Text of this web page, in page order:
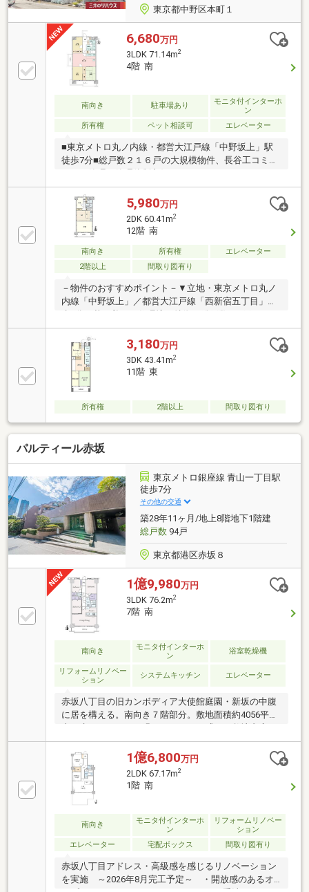
東京都中野区本町１
6,680万円
3LDK 71.14m2
4階 南
南向き 駐車場あり
モニタ付インターホ
ン
所有権
ペット相談可 エレベーター
■東京メトロ丸ノ内線・都営大江戸線「中野坂上」駅
徒歩7分■総戸数２１６戸の大規模物件、長谷工コミュ
ニティ管理で管理体制良好なマンション■３LDK・７
１．１４㎡・収納豊富な間取り■南向きバルコニーで
陽当り良好■トランクルーム付き（月額５００円）■ペ
ット飼育可（細則有）■２０２３年４月 大規模修繕
工事実施済み
5,980万円
2DK 60.41m2
12階 南
南向き 所有権
エレベーター
2階以上
間取り図有り
－物件のおすすめポイント－▼立地・東京メトロ丸ノ
内線「中野坂上」／都営大江戸線「西新宿五丁目」徒
歩7分・落ち着いた住環境▼特徴・総戸数216戸のマン
ション・西新宿のビル群や都庁が見渡せる眺望(天候に
よる)・お料理に集中しやすい壁付キッチン・北側の洋
室や廊下に収納を設置・南向きバルコニー有・ペット
飼育可能(細則有)▼周辺環境・ライフ中野坂上店 徒歩8
分(約630m)・ローソン中野本町二丁目店 徒歩3分(約
180m)※管理費・修繕積立金は調査中■ ご希望の住まい
探しをお手伝いします ━━━━━・・・物件の詳細・
3,180万円
3DK 43.41m2
11階 東
所有権 2階以上 間取り図有り
パルティール赤坂
東京メトロ銀座線 青山一丁目駅
徒歩7分
その他の交通
築28年11ヶ月/地上8階地下1階建
総戸数94戸
東京都港区赤坂８
1億9,980万円
3LDK 76.2m2
7階 南
南向き
モニタ付インターホ
ン
浴室乾燥機
リフォームリノベー
ション
システムキッチン エレベーター
赤坂八丁目の旧カンボディア大使館庭園・新坂の中腹
に居を構える。南向き７階部分。敷地面積約4056平
園。総戸数94戸・大和ライフネクスト（株）全部委託
管理。LD、洋室1，2，3、洗面室、浴室、トイレ、キ
ッチンの写真は、現況写真と間取り図面をもとにCGで
作成したリフォームイメージです。リフォームを行う
場合は別途費用が発生します。
1億6,800万円
2LDK 67.17m2
1階 南
南向き
モニタ付インターホ
ン
リフォームリノベー
ション
エレベーター
宅配ボックス 間取り図有り
赤坂八丁目アドレス・高級感を感じるリノベーション
を実施 ～2026年8月完工予定～ ・開放感のあるオ